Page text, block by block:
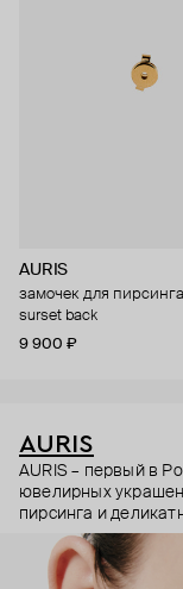
AURIS
замочек для
surset back
9 900 ₽
AURIS
AURIS – первый в
ювелирных
пирсинга и
украшения ручной
как
безопасность и